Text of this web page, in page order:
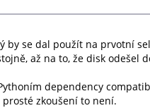
se dal použít na prvotní
až na to, že disk odešel
dependency
zkoušení to není.